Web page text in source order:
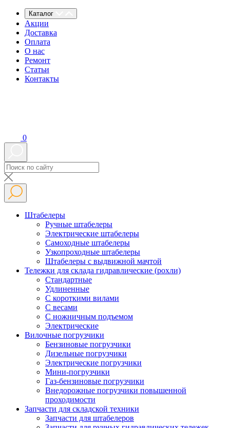
Каталог
Акции
Доставка
Оплата
О нас
Ремонт
Статьи
Контакты
0
Штабелеры
Ручные штабелеры
Электрические штабелеры
Самоходные штабелеры
Узкопроходные штабелеры
Штабелеры с выдвижной мачтой
Тележки для склада гидравлические (рохли)
Стандартные
Удлиненные
С короткими вилами
С весами
С ножничным подъемом
Электрические
Вилочные погрузчики
Бензиновые погрузчики
Дизельные погрузчики
Электрические погрузчики
Мини-погрузчики
Газ-бензиновые погрузчики
Внедорожные погрузчики повышенной
проходимости
Запчасти для складской техники
Запчасти для штабелеров